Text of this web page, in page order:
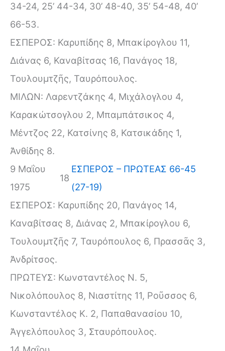
34-24, 25’ 44-34, 30’ 48-40, 35’ 54-48, 40’
66-53.
ΕΣΠΕΡΟΣ: Καρυπίδης 8, Μπακίρογλου 11,
Διάνας 6, Καναβίτσας 16, Πανάγος 18,
Τουλουμτζῆς, Ταυρόπουλος.
ΜΙΛΩΝ: Λαρεντζάκης 4, Μιχάλογλου 4,
Καρακώτσογλου 2, Μπαμπάτσικος 4,
Μέντζος 22, Κατσίνης 8, Κατσικάδης 1,
Ἀνθίδης 8.
9 Μαΐου
1975
18
ΕΣΠΕΡΟΣ – ΠΡΩΤΕΑΣ 66-45
(27-19)
ΕΣΠΕΡΟΣ: Καρυπίδης 20, Πανάγος 14,
Καναβίτσας 8, Διάνας 2, Μπακίρογλου 6,
Τουλουμτζῆς 7, Ταυρόπουλος 6, Πρασσᾶς 3,
Ἀνδρίτσος.
ΠΡΩΤΕΥΣ: Κωνσταντέλος Ν. 5,
Νικολόπουλος 8, Νιαστίτης 11, Ροῦσσος 6,
Κωνσταντέλος Κ. 2, Παπαθανασίου 10,
Ἀγγελόπουλος 3, Σταυρόπουλος.